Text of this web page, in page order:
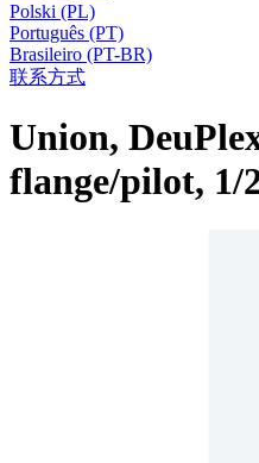
Polski (PL)
Português (PT)
Brasileiro (PT-BR)
联系方式
Union,
flange/pilot, 1/